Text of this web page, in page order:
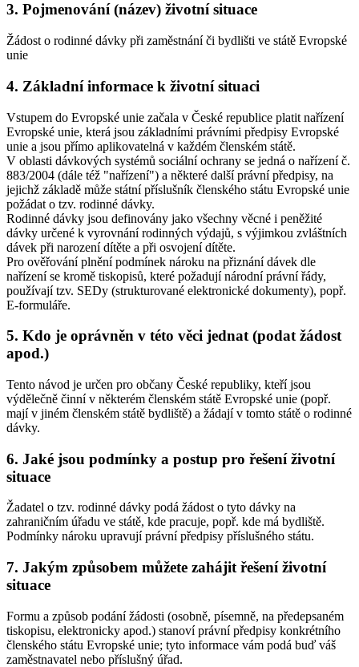
3. Pojmenování (název) životní situace
Žádost o rodinné dávky při zaměstnání či bydlišti ve státě Evropské
unie
4. Základní informace k životní situaci
Vstupem do Evropské unie začala v České republice platit nařízení
Evropské unie, která jsou základními právními předpisy Evropské
unie a jsou přímo aplikovatelná v každém členském státě.
V oblasti dávkových systémů sociální ochrany se jedná o nařízení č.
883/2004 (dále též "nařízení") a některé další právní předpisy, na
jejichž základě může státní příslušník členského státu Evropské unie
požádat o tzv. rodinné dávky.
Rodinné dávky jsou definovány jako všechny věcné i peněžité
dávky určené k vyrovnání rodinných výdajů, s výjimkou zvláštních
dávek při narození dítěte a při osvojení dítěte.
Pro ověřování plnění podmínek nároku na přiznání dávek dle
nařízení se kromě tiskopisů, které požadují národní právní řády,
používají tzv. SEDy (strukturované elektronické dokumenty), popř.
E-formuláře.
5. Kdo je oprávněn v této věci jednat (podat žádost
apod.)
Tento návod je určen pro občany České republiky, kteří jsou
výdělečně činní v některém členském státě Evropské unie (popř.
mají v jiném členském státě bydliště) a žádají v tomto státě o rodinné
dávky.
6. Jaké jsou podmínky a postup pro řešení životní
situace
Žadatel o tzv. rodinné dávky podá žádost o tyto dávky na
zahraničním úřadu ve státě, kde pracuje, popř. kde má bydliště.
Podmínky nároku upravují právní předpisy příslušného státu.
7. Jakým způsobem můžete zahájit řešení životní
situace
Formu a způsob podání žádosti (osobně, písemně, na předepsaném
tiskopisu, elektronicky apod.) stanoví právní předpisy konkrétního
členského státu Evropské unie; tyto informace vám podá buď váš
zaměstnavatel nebo příslušný úřad.